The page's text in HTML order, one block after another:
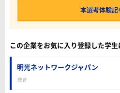
本選考体験記
この企業をお気に入り登録した学
明光ネットワークジャパン
教育